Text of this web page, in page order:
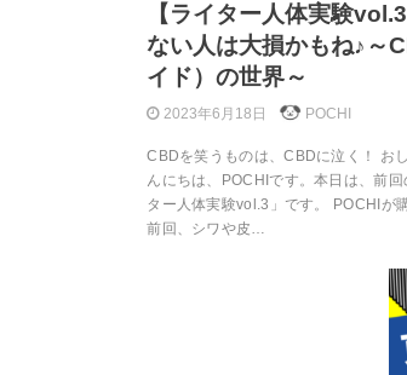
【ライター人体実験
ない人は大損かもね♪～
イド）の世界～
2023年6月18日 POCHI
CBDを笑うものは、CBDに泣く！ お
んにちは、POCHIです。本日は、前
ター人体実験vol.3」です。 POCHIが
前回、シワや皮…